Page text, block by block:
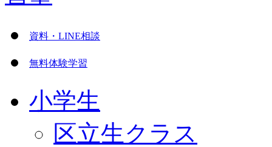
資料・LINE相談
無料体験学習
小学生
区立生クラス